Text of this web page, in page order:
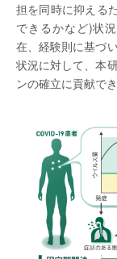
担を同時に抑える
できるかなど)状
在、経験則に基づ
状況に対して、本
ンの確立に貢献で